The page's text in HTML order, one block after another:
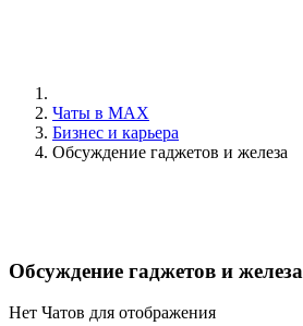
Чаты в MAX
Бизнес и карьера
Обсуждение гаджетов и железа
Обсуждение гаджетов и железа
Нет Чатов для отображения